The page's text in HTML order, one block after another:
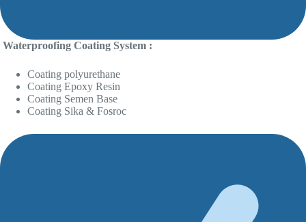
Waterproofing Coating System :
Coating polyurethane
Coating Epoxy Resin
Coating Semen Base
Coating Sika & Fosroc